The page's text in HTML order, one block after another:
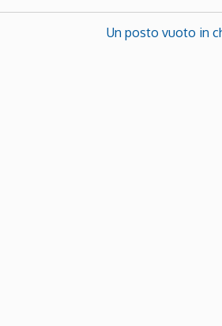
Un posto vuoto in